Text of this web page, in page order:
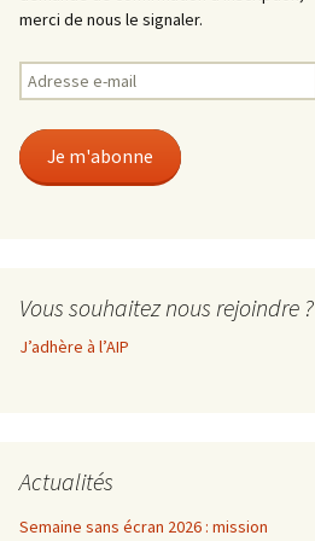
merci de nous le signaler.
Adresse
e-
Je m'abonne
Vous souhaitez nous rejoindre ?
J’adhère à l’AIP
Actualités
Semaine sans écran 2026 : mission